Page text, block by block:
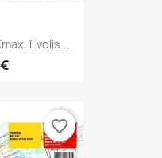
Evolis...
favorite_border